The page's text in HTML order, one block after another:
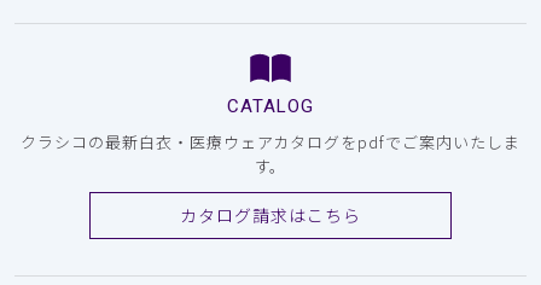
CATALOG
クラシコの最新白衣・医療ウェアカタログをpdfでご案内いたしま
す。
カタログ請求はこちら